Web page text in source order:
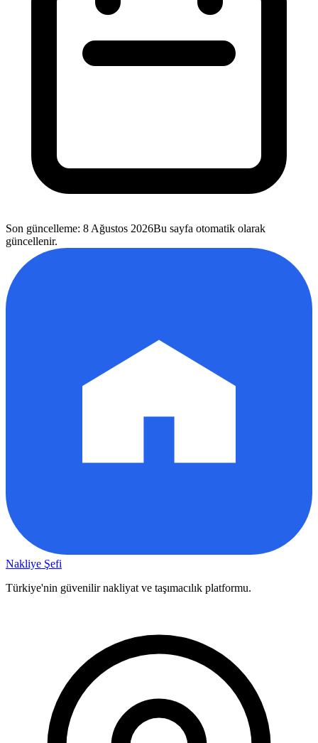
Son güncelleme: 8 Ağustos 2026Bu sayfa otomatik olarak
güncellenir.
Nakliye Şefi
Türkiye'nin güvenilir nakliyat ve taşımacılık platformu.